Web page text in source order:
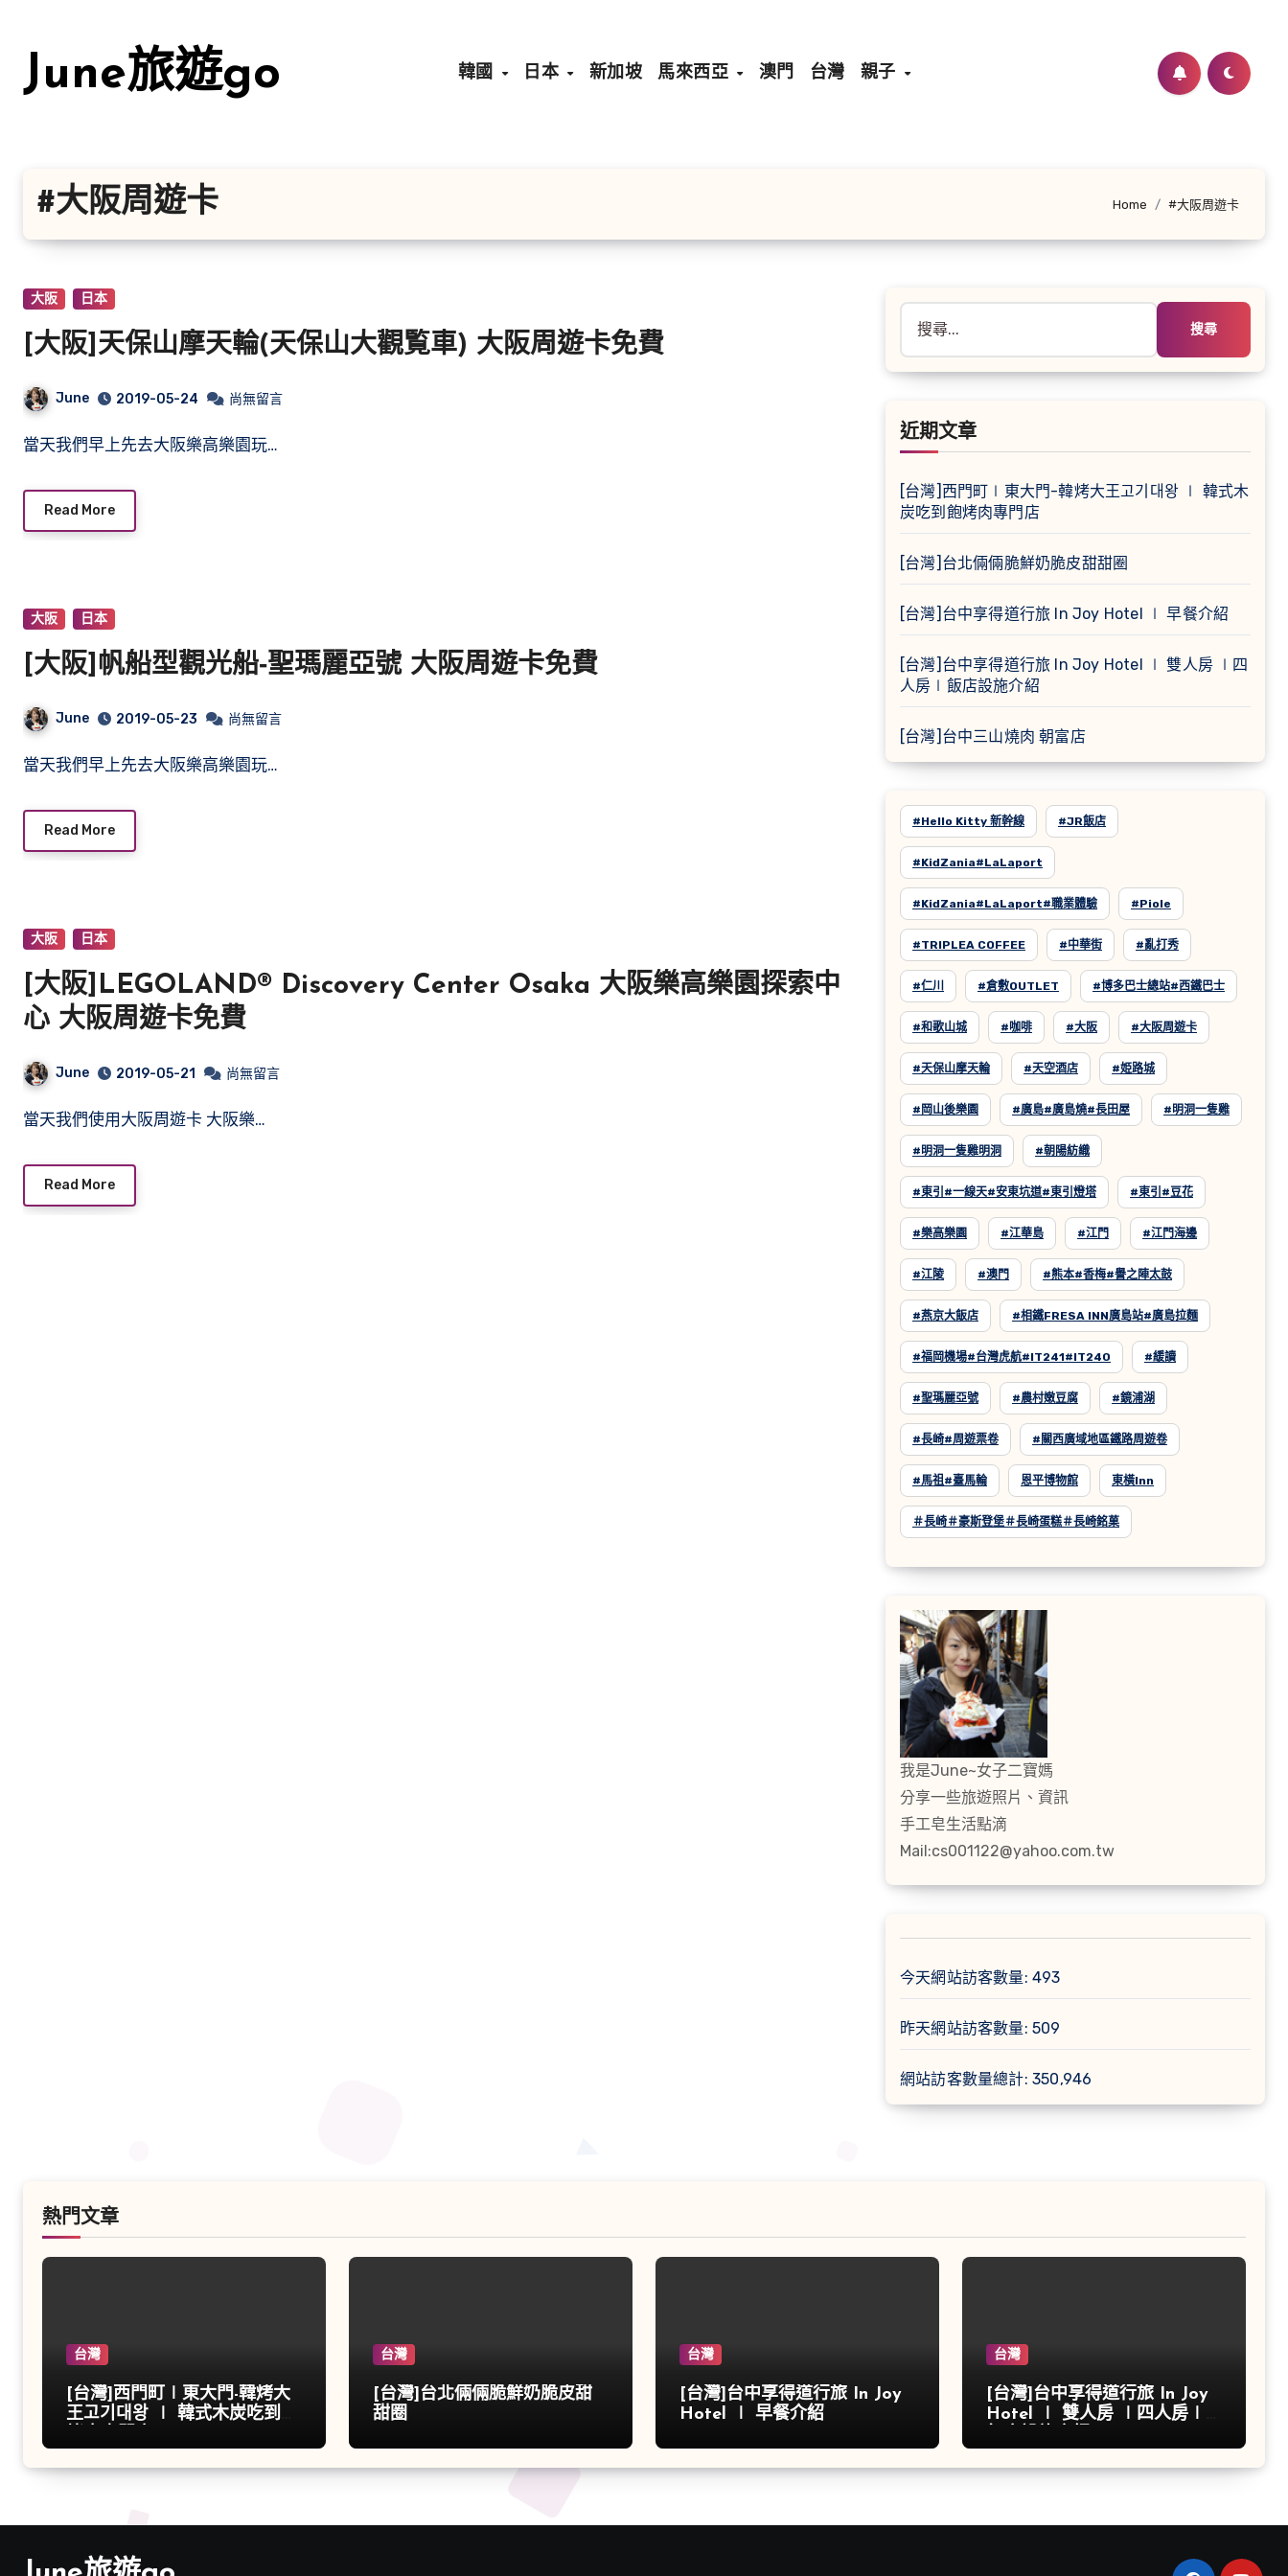
content
June旅遊go 韓國 日本 新加坡 馬來西亞 澳門 台灣 親子
#大阪周遊卡 Home #大阪周遊卡
大阪 日本
[大阪]天保山摩天輪(天保山大觀覧車) 大阪周遊卡免費
June 2019-05-24 尚無留言
當天我們早上先去大阪樂高樂園玩…
Read More
大阪 日本
[大阪]帆船型觀光船‐聖瑪麗亞號 大阪周遊卡免費
June 2019-05-23 尚無留言
當天我們早上先去大阪樂高樂園玩…
Read More
大阪 日本
[大阪]LEGOLAND® Discovery Center Osaka 大阪樂高樂園探索中
心 大阪周遊卡免費
June 2019-05-21 尚無留言
當天我們使用大阪周遊卡 大阪樂…
Read More
關
字:
近期文章
[台灣]西門町∣東大門-韓烤大王고기대왕 ∣ 韓式木
炭吃到飽烤肉專門店
[台灣]台北倆倆脆鮮奶脆皮甜甜圈
[台灣]台中享得道行旅 In Joy Hotel ∣ 早餐介紹
[台灣]台中享得道行旅 In Joy Hotel ∣ 雙人房 ∣四
人房∣飯店設施介紹
[台灣]台中三山燒肉 朝富店
#Hello Kitty 新幹線 #JR飯店
#KidZania#LaLaport
#KidZania#LaLaport#職業體驗 #Piole
#TRIPLEA COFFEE #中華街 #亂打秀
#仁川 #倉敷OUTLET #博多巴士總站#西鐵巴士
#和歌山城 #咖啡 #大阪 #大阪周遊卡
#天保山摩天輪 #天空酒店 #姫路城
#岡山後樂園 #廣島#廣島燒#長田屋 #明洞一隻雞
#明洞一隻雞明洞 #朝陽紡織
#東引#一線天#安東坑道#東引燈塔 #東引#豆花
#樂高樂園 #江華島 #江門 #江門海邊
#江陵 #澳門 #熊本#香梅#譽之陣太鼓
#燕京大飯店 #相鐵FRESA INN廣島站#廣島拉麵
#福岡機場#台灣虎航#IT241#IT240 #緩讀
#聖瑪麗亞號 #農村嫩豆腐 #鏡浦湖
#長崎#周遊票卷 #關西廣域地區鐵路周遊卷
#馬祖#臺馬輪 恩平博物館 東橫inn
＃長崎＃豪斯登堡＃長崎蛋糕＃長崎銘菓
我是June~女子二寶媽
分享一些旅遊照片、資訊
手工皂生活點滴
Mail:cs001122@yahoo.com.tw
今天網站訪客數量: 493
昨天網站訪客數量: 509
網站訪客數量總計: 350,946
熱門文章
台灣
[台灣]西門町∣東大門-韓烤大
王고기대왕 ∣ 韓式木炭吃到飽
台灣
[台灣]台北倆倆脆鮮奶脆皮甜
甜圈
台灣
[台灣]台中享得道行旅 In Joy
Hotel ∣ 早餐介紹
台灣
[台灣]台中享得道行旅 In Joy
Hotel ∣ 雙人房 ∣四人房∣